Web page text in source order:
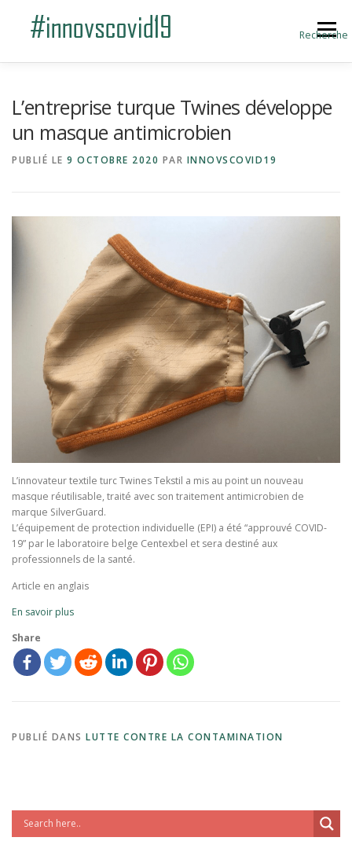
Recherche
Menu
L’entreprise turque Twines développe
un masque antimicrobien
PUBLIÉ LE 9 OCTOBRE 2020 PAR INNOVSCOVID19
L’innovateur textile turc Twines Tekstil a mis au point un nouveau
masque réutilisable, traité avec son traitement antimicrobien de
marque SilverGuard.
L’équipement de protection individuelle (EPI) a été “approuvé COVID-
19” par le laboratoire belge Centexbel et sera destiné aux
professionnels de la santé.
Article en anglais
En savoir plus
Share
PUBLIÉ DANS LUTTE CONTRE LA CONTAMINATION